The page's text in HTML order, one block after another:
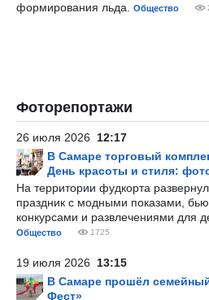
формирования льда.
Общество
Фоторепортажи
26 июля 2026 12:17
В Самаре торговый
День красоты и стиля:
На территории фудкорта
праздник с модными показами,
конкурсами и развлечениями для
Общество 1725
19 июля 2026 13:15
В Самаре прошёл
Фест»